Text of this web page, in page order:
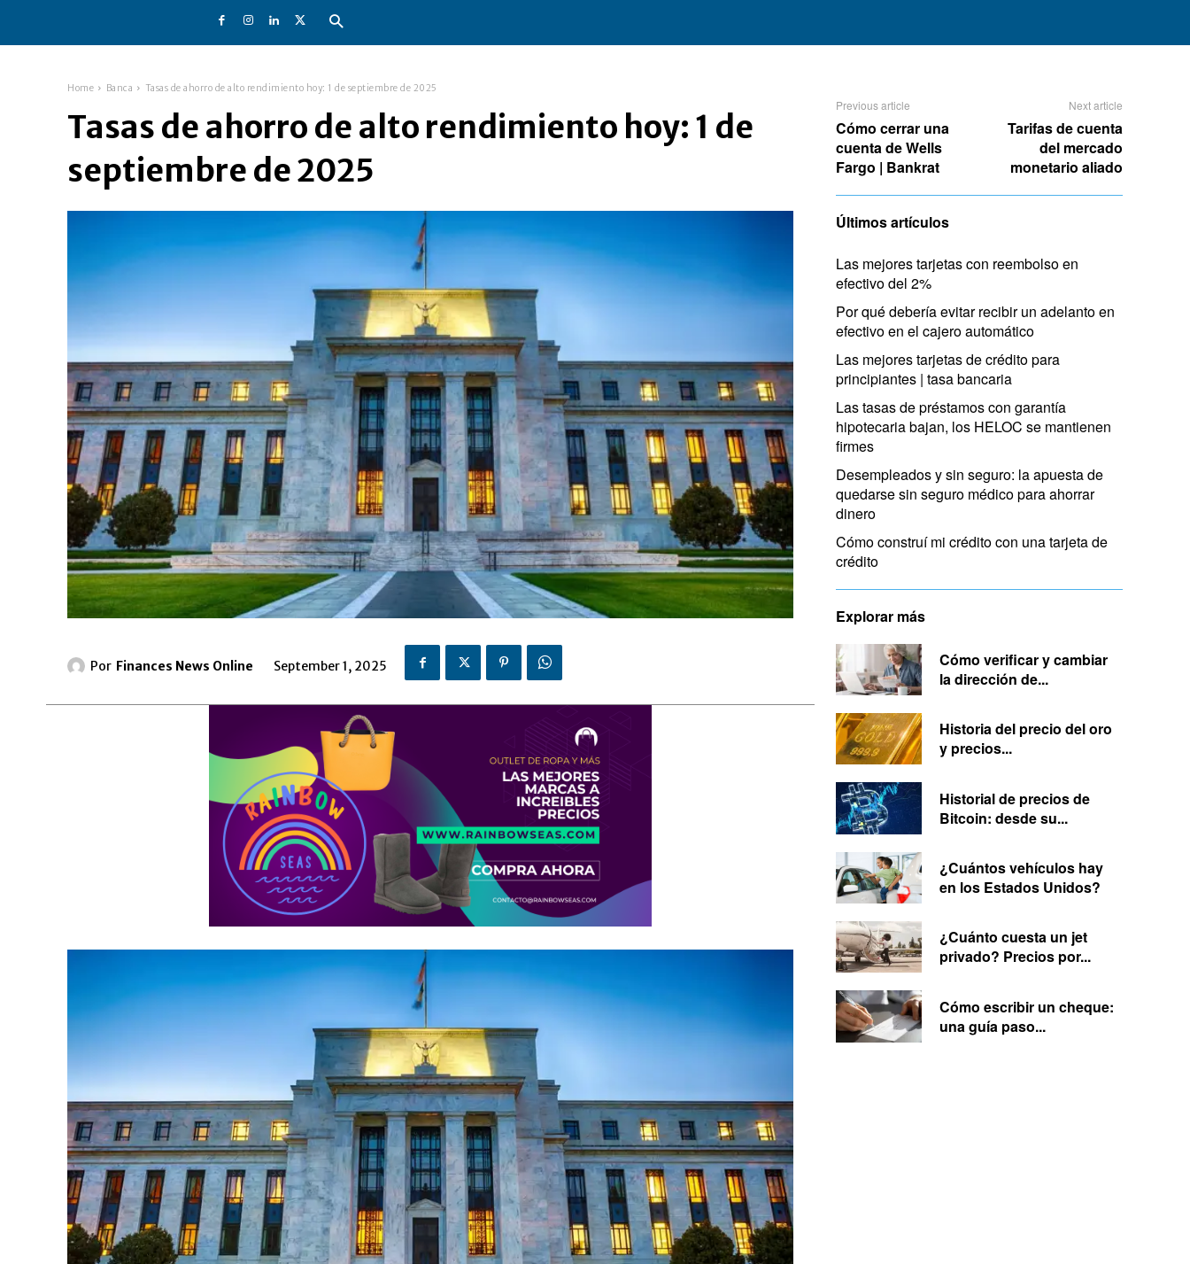
Home Banca Tasas de ahorro de alto rendimiento hoy: 1 de septiembre de 2025
Tasas de ahorro de alto rendimiento hoy: 1 de
septiembre de 2025
Por Finances News Online September 1, 2025
Previous article
Cómo cerrar una
cuenta de Wells
Fargo | Bankrat
Next article
Tarifas de cuenta
del mercado
monetario aliado
Últimos artículos
Las mejores tarjetas con reembolso en
efectivo del 2%
Por qué debería evitar recibir un adelanto en
efectivo en el cajero automático
Las mejores tarjetas de crédito para
principiantes | tasa bancaria
Las tasas de préstamos con garantía
hipotecaria bajan, los HELOC se mantienen
firmes
Desempleados y sin seguro: la apuesta de
quedarse sin seguro médico para ahorrar
dinero
Cómo construí mi crédito con una tarjeta de
crédito
Explorar más
Cómo verificar y cambiar
la dirección de...
Historia del precio del oro
y precios...
Historial de precios de
Bitcoin: desde su...
¿Cuántos vehículos hay
en los Estados Unidos?
¿Cuánto cuesta un jet
privado? Precios por...
Cómo escribir un cheque:
una guía paso...